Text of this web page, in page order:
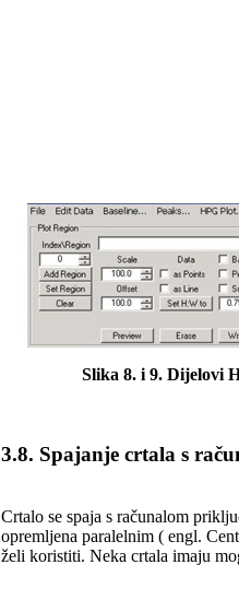
Slika 8. i 9. Dijelovi
3.8. Spajanje crtala s
Crtalo se spaja s računalom
opremljena paralelnim ( engl.
želi koristiti. Neka crtala imaju